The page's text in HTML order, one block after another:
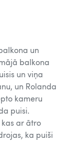
un
balkona
un viņa
un Rolanda
kameru
puisi.
ar ātro
ka puiši